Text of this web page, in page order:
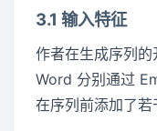
3.1 输入特征
作者在生成序列
Word 分别通过
在序列前添加了若